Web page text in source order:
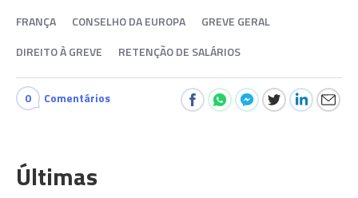
FRANÇA CONSELHO DA EUROPA
GREVE GERAL
DIREITO À GREVE
RETENÇÃO DE SALÁRIOS
0 Comentários
Últimas